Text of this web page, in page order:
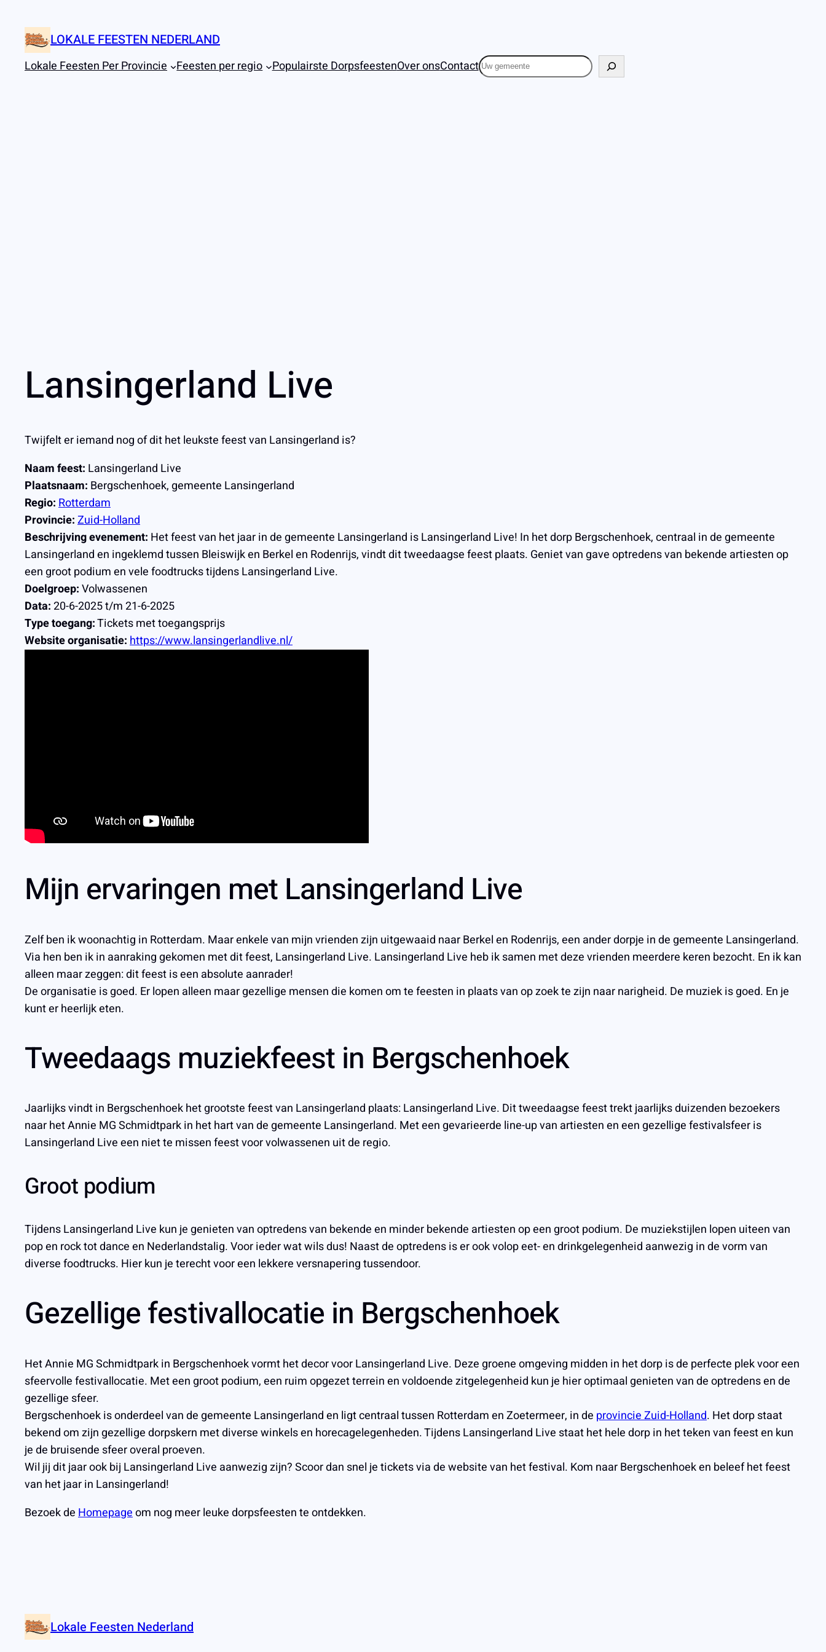
naar
inhoud
LOKALE FEESTEN NEDERLAND
Lokale Feesten Per Provincie Feesten per regio Populairste DorpsfeestenOver onsContactZoeken
Lansingerland Live
Twijfelt er iemand nog of dit het leukste feest van Lansingerland is?
Naam feest: Lansingerland Live
Plaatsnaam: Bergschenhoek, gemeente Lansingerland
Regio:Rotterdam
Provincie:Zuid-Holland
Beschrijving evenement: Het feest van het jaar in de gemeente Lansingerland is Lansingerland Live! In het dorp Bergschenhoek, centraal in de gemeente
Lansingerland en ingeklemd tussen Bleiswijk en Berkel en Rodenrijs, vindt dit tweedaagse feest plaats. Geniet van gave optredens van bekende artiesten op
een groot podium en vele foodtrucks tijdens Lansingerland Live.
Doelgroep:Volwassenen
Data:20-6-2025 t/m 21-6-2025
Type toegang:Tickets met toegangsprijs
Website organisatie:https://www.lansingerlandlive.nl/
Mijn ervaringen met Lansingerland Live
Zelf ben ik woonachtig in Rotterdam. Maar enkele van mijn vrienden zijn uitgewaaid naar Berkel en Rodenrijs, een ander dorpje in de gemeente Lansingerland.
Via hen ben ik in aanraking gekomen met dit feest, Lansingerland Live. Lansingerland Live heb ik samen met deze vrienden meerdere keren bezocht. En ik kan
alleen maar zeggen: dit feest is een absolute aanrader!
De organisatie is goed. Er lopen alleen maar gezellige mensen die komen om te feesten in plaats van op zoek te zijn naar narigheid. De muziek is goed. En je
kunt er heerlijk eten.
Tweedaags muziekfeest in Bergschenhoek
Jaarlijks vindt in Bergschenhoek het grootste feest van Lansingerland plaats: Lansingerland Live. Dit tweedaagse feest trekt jaarlijks duizenden bezoekers
naar het Annie MG Schmidtpark in het hart van de gemeente Lansingerland. Met een gevarieerde line-up van artiesten en een gezellige festivalsfeer is
Lansingerland Live een niet te missen feest voor volwassenen uit de regio.
Groot podium
Tijdens Lansingerland Live kun je genieten van optredens van bekende en minder bekende artiesten op een groot podium. De muziekstijlen lopen uiteen van
pop en rock tot dance en Nederlandstalig. Voor ieder wat wils dus! Naast de optredens is er ook volop eet- en drinkgelegenheid aanwezig in de vorm van
diverse foodtrucks. Hier kun je terecht voor een lekkere versnapering tussendoor.
Gezellige festivallocatie in Bergschenhoek
Het Annie MG Schmidtpark in Bergschenhoek vormt het decor voor Lansingerland Live. Deze groene omgeving midden in het dorp is de perfecte plek voor een
sfeervolle festivallocatie. Met een groot podium, een ruim opgezet terrein en voldoende zitgelegenheid kun je hier optimaal genieten van de optredens en de
gezellige sfeer.
Bergschenhoek is onderdeel van de gemeente Lansingerland en ligt centraal tussen Rotterdam en Zoetermeer, in de provincie Zuid-Holland. Het dorp staat
bekend om zijn gezellige dorpskern met diverse winkels en horecagelegenheden. Tijdens Lansingerland Live staat het hele dorp in het teken van feest en kun
je de bruisende sfeer overal proeven.
Wil jij dit jaar ook bij Lansingerland Live aanwezig zijn? Scoor dan snel je tickets via de website van het festival. Kom naar Bergschenhoek en beleef het feest
van het jaar in Lansingerland!
Bezoek deHomepageom nog meer leuke dorpsfeesten te ontdekken.
Lokale Feesten Nederland